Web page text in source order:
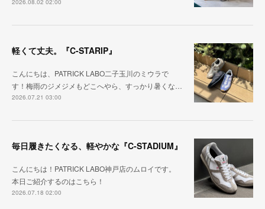
2026.08.02 02:00
軽くて丈夫。『C-STARIP』
こんにちは、PATRICK LABO二子玉川のミウラで
す！梅雨のジメジメもどこへやら、すっかり暑くな…
2026.07.21 03:00
毎日履きたくなる、軽やかな『C-STADIUM』
こんにちは！PATRICK LABO神戸店のムロイです。
本日ご紹介するのはこちら！
2026.07.18 02:00